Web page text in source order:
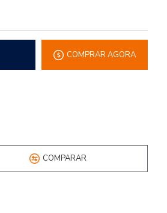
COMPRAR AGORA
COMPARAR